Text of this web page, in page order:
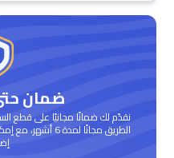
ضمان حتى 3
نقدّم لك ضمانًا مجانيًا على قطع